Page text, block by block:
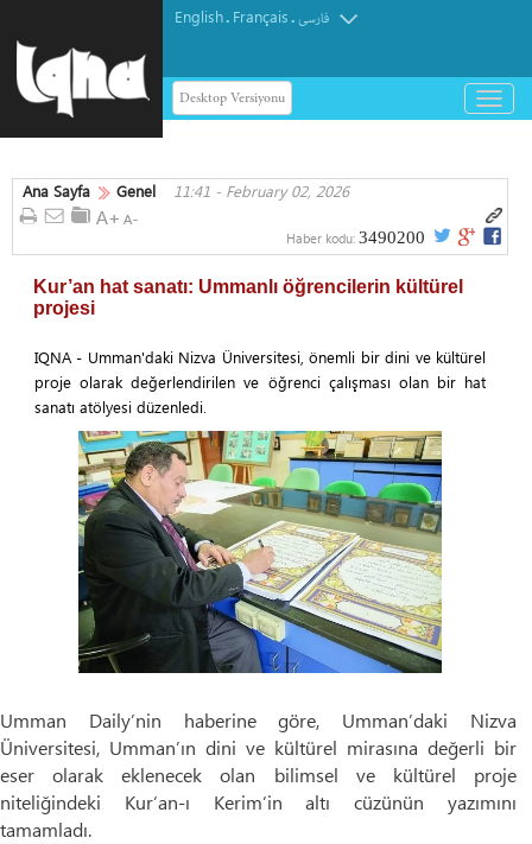
English. Français.فارسی
Desktop Versiyonu
باز
و
کردن
Ana Sayfa Genel 11:41 - February 02, 2026
Haber kodu: 3490200
Kur’an hat sanatı: Ummanlı öğrencilerin kültürel
projesi
IQNA - Umman'daki Nizva Üniversitesi, önemli bir dini ve kültürel
proje olarak değerlendirilen ve öğrenci çalışması olan bir hat
sanatı atölyesi düzenledi.
Umman Daily’nin haberine göre, Umman’daki Nizva
Üniversitesi, Umman’ın dini ve kültürel mirasına değerli bir
eser olarak eklenecek olan bilimsel ve kültürel proje
niteliğindeki Kur’an-ı Kerim’in altı cüzünün yazımını
tamamladı.